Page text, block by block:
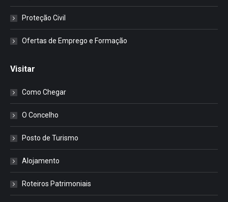
Proteção Civil
Ofertas de Emprego e Formação
Visitar
Como Chegar
O Concelho
Posto de Turismo
Alojamento
Roteiros Patrimoniais